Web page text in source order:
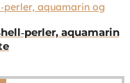
aquamarin